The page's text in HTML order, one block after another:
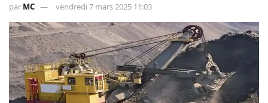
par MC vendredi 7 mars 2025 11:03